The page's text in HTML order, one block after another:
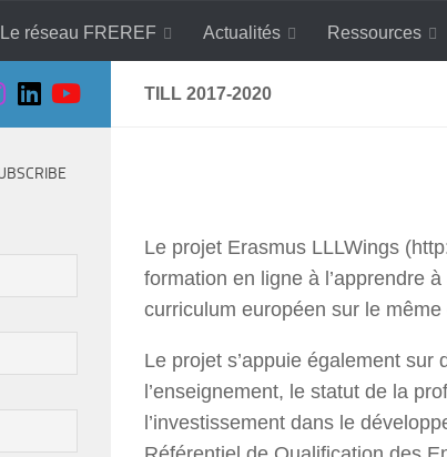
Le réseau FREREF Actualités Ressources
TILL 2017-2020
Le projet Erasmus LLLWings
formation en ligne à l’apprendre
curriculum européen sur le même
Le projet s’appuie également
l’enseignement, le statut de la
l’investissement dans le